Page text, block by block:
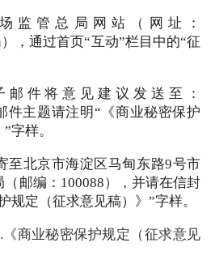
管总局网站（网址：
，通过首页“互动”栏目中的“征
件将意见建议发送至：
件主题请注明“《商业秘密保护
字样。
北京市海淀区马甸东路9号市
邮编：100088），并请在信封
规定（征求意见稿）》”字样。
《商业秘密保护规定（征求意见